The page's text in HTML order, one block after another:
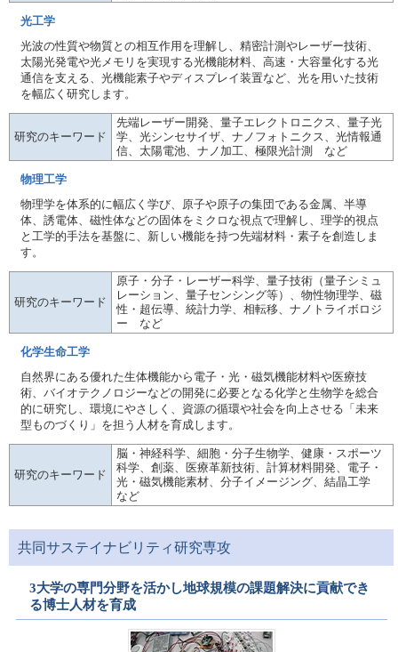
光工学
光波の性質や物質との相互作用を理解し、精密計測やレーザー技術、
太陽光発電や光メモリを実現する光機能材料、高速・大容量化する光
通信を支える、光機能素子やディスプレイ装置など、光を用いた技術
を幅広く研究します。
研究のキーワード
先端レーザー開発、量子エレクトロニクス、量子光
学、光シンセサイザ、ナノフォトニクス、光情報通
信、太陽電池、ナノ加工、極限光計測 など
物理工学
物理学を体系的に幅広く学び、原子や原子の集団である金属、半導
体、誘電体、磁性体などの固体をミクロな視点で理解し、理学的視点
と工学的手法を基盤に、新しい機能を持つ先端材料・素子を創造しま
す。
研究のキーワード
原子・分子・レーザー科学、量子技術（量子シミュ
レーション、量子センシング等）、物性物理学、磁
性・超伝導、統計力学、相転移、ナノトライボロジ
ー など
化学生命工学
自然界にある優れた生体機能から電子・光・磁気機能材料や医療技
術、バイオテクノロジーなどの開発に必要となる化学と生物学を総合
的に研究し、環境にやさしく、資源の循環や社会を向上させる「未来
型ものづくり」を担う人材を育成します。
研究のキーワード
脳・神経科学、細胞・分子生物学、健康・スポーツ
科学、創薬、医療革新技術、計算材料開発、電子・
光・磁気機能素材、分子イメージング、結晶工学
など
共同サステイナビリティ研究専攻
3大学の専門分野を活かし地球規模の課題解決に貢献でき
る博士人材を育成